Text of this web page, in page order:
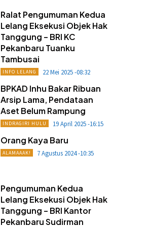
Ralat Pengumuman Kedua
Lelang Eksekusi Objek Hak
Tanggung – BRI KC
Pekanbaru Tuanku
Tambusai
INFO LELANG 22 Mei 2025 -08:32
BPKAD Inhu Bakar Ribuan
Arsip Lama, Pendataan
Aset Belum Rampung
INDRAGIRI HULU 19 April 2025 -16:15
Orang Kaya Baru
ALAMAAAK! 7 Agustus 2024 -10:35
Pengumuman Kedua
Lelang Eksekusi Objek Hak
Tanggung – BRI Kantor
Pekanbaru Sudirman